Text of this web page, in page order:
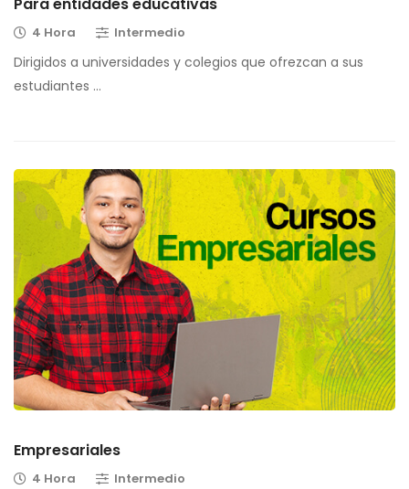
4 Hora Intermedio
Dirigidos a universidades y colegios que ofrezcan a sus
estudiantes …
Empresariales
4 Hora Intermedio